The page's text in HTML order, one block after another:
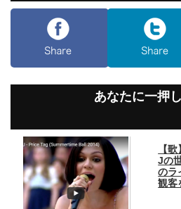
あなたに一押
【
Jの
のラ
観客